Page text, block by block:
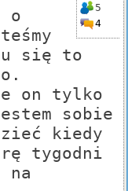
5
4
o
się to
on tylko
sobie
kiedy
tygodni
na